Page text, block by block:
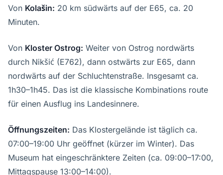
Von Kolašin: 20 km südwärts auf der E65, ca. 20
Minuten.
Von Kloster Ostrog: Weiter von Ostrog nordwärts
durch Nikšić (E762), dann ostwärts zur E65, dann
nordwärts auf der Schluchtenstraße. Insgesamt ca.
1h30–1h45. Das ist die klassische Kombinations route
für einen Ausflug ins Landesinnere.
Öffnungszeiten: Das Klostergelände ist täglich ca.
07:00–19:00 Uhr geöffnet (kürzer im Winter). Das
Museum hat eingeschränktere Zeiten (ca. 09:00–17:00,
Mittagspause 13:00–14:00).